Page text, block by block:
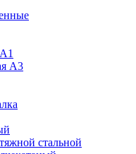
А3
стальной